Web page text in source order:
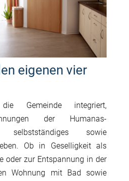
eigenen vier
Gemeinde integriert,
der Humanas-
sowie
Ob in Geselligkeit als
oder zur Entspannung in der
Wohnung mit Bad sowie